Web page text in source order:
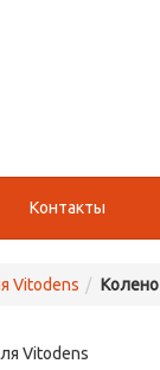
Контакты
Vitodens